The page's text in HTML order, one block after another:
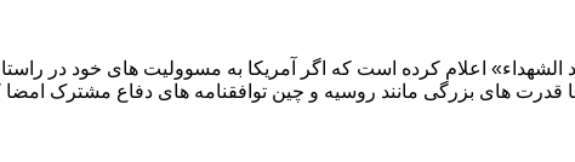
اعلام کرده است که اگر آمریکا به مسوولیت های خود در راستای
قدرت های بزرگی مانند روسیه و چین توافقنامه های دفاع مشترک امضا